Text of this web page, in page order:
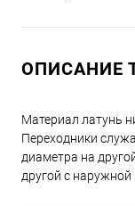
ОПИСАНИЕ
Материал латунь
Переходники
диаметра на
другой с наружной